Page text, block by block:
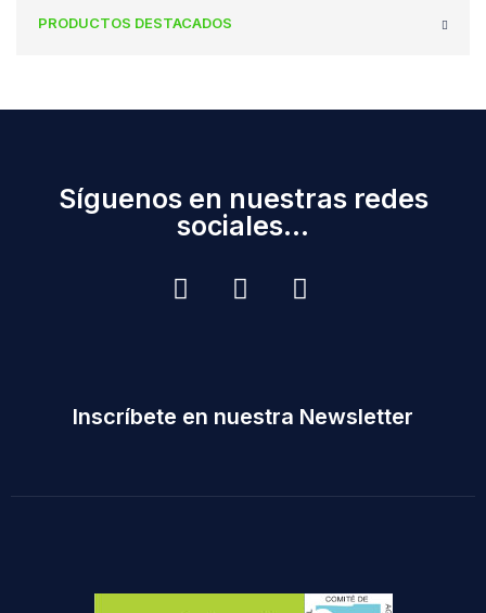
PRODUCTOS DESTACADOS
Síguenos en nuestras redes
sociales...
Inscríbete en nuestra Newsletter